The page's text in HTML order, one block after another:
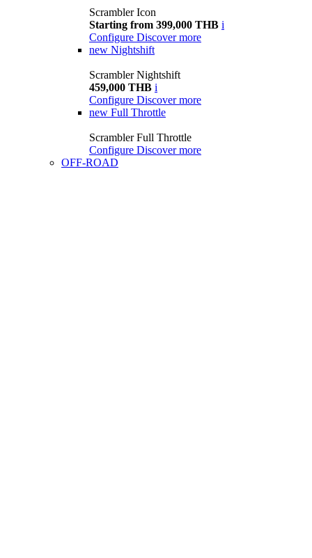
Scrambler Icon
Starting from 399,000 THB i
Configure Discover more
new Nightshift
Scrambler Nightshift
459,000 THB i
Configure Discover more
new Full Throttle
Scrambler Full Throttle
Configure Discover more
OFF-ROAD